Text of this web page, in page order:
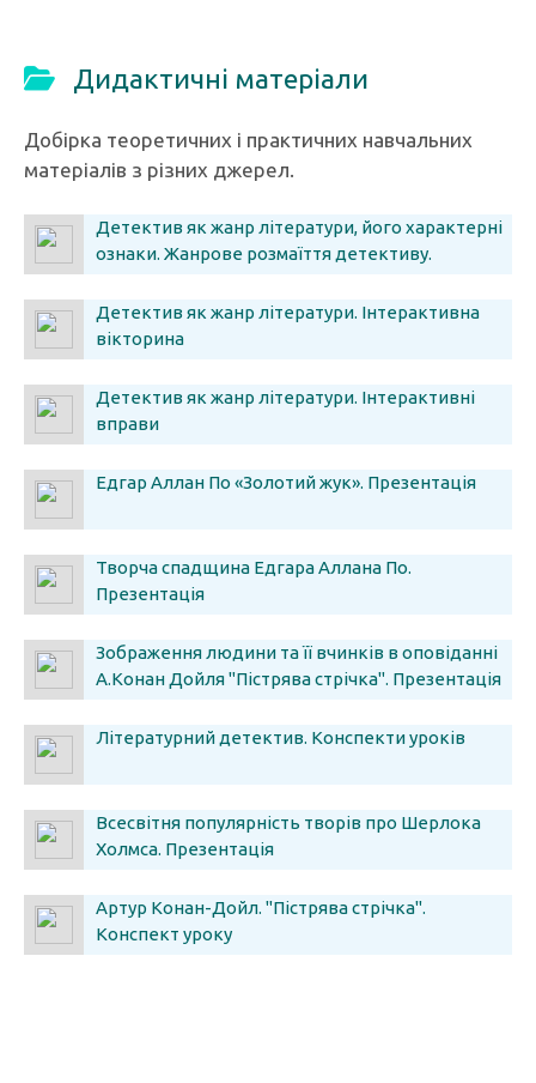
Дидактичні матеріали
Добірка теоретичних і практичних навчальних
матеріалів з різних джерел.
Детектив як жанр літератури, його характерні
ознаки. Жанрове розмаїття детективу.
Детектив як жанр літератури. Інтерактивна
вікторина
Детектив як жанр літератури. Інтерактивні
вправи
Едгар Аллан По «Золотий жук». Презентація
Творча спадщина Едгара Аллана По.
Презентація
Зображення людини та її вчинків в оповіданні
А.Конан Дойля "Пістрява стрічка". Презентація
Літературний детектив. Конспекти уроків
Всесвітня популярність творів про Шерлока
Холмса. Презентація
Артур Конан-Дойл. "Пістрява стрічка".
Конспект уроку